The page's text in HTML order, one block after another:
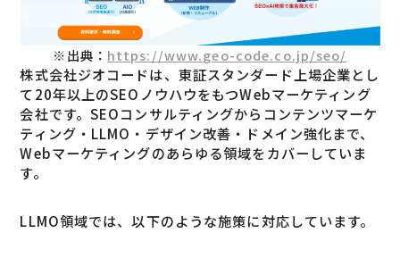
※出典： https://www.geo-code.co.jp/seo/
株式会社ジオコードは、東証スタンダード上場企業とし
て20年以上のSEOノウハウをもつWebマーケティング
会社です。SEOコンサルティングからコンテンツマーケ
ティング・LLMO・デザイン改善・ドメイン強化まで、
Webマーケティングのあらゆる領域をカバーしていま
す。
LLMO領域では、以下のような施策に対応しています。